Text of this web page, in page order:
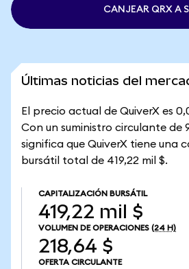
CANJEAR QRX A
Últimas noticias del
El precio actual de QuiverX es
Con un suministro circulante de
significa que QuiverX tiene una
bursátil total de 419,22 mil $.
CAPITALIZACIÓN BURSÁTIL
419,22 mil $
VOLUMEN DE OPERACIONES (24 H)
218,64 $
OFERTA CIRCULANTE